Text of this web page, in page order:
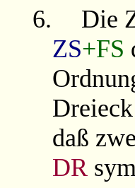
6.
Die
ZS+FS
daß
DR